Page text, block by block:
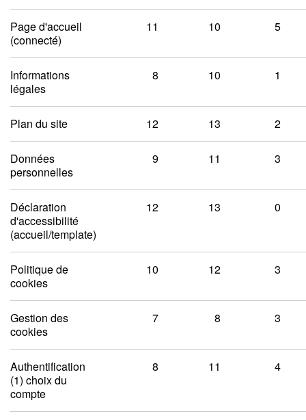
Page d'accueil
(connecté)
11 10 5
Informations
légales
8 10 1
Plan du site 12 13 2
Données
personnelles
9 11 3
Déclaration
d'accessibilité
(accueil/template)
12 13 0
Politique de
cookies
10 12 3
Gestion des
cookies
7 8 3
Authentification
(1) choix du
compte
8 11 4